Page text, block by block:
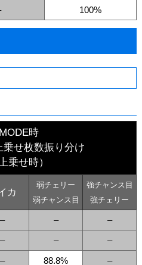
100%
時
乗せ枚数振り分け
乗せ時）
カ
弱チェリー
弱チャンス目
強チャンス目
強チェリー
– –
–
– –
–
– 88.8% –